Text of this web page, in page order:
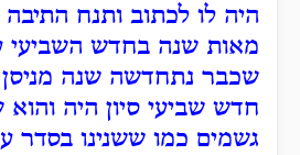
היה לו לכתוב ותנח
מאות שנה בחדש השביעי
שכבר נתחדשה שנה מניסן
חדש שביעי סיון היה
גשמים כמו ששנינו בסדר